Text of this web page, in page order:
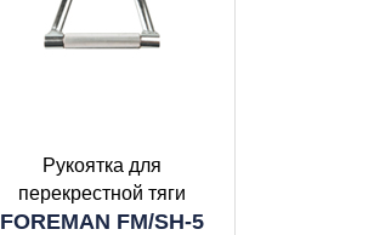
Рукоятка для
перекрестной тяги
FOREMAN FM/SH-5